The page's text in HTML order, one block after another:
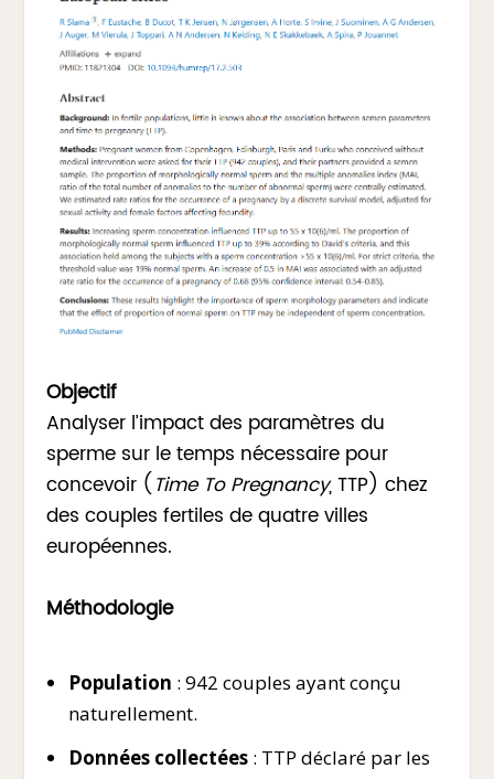
Objectif
Analyser l’impact des paramètres du
sperme sur le temps nécessaire pour
concevoir (Time To Pregnancy, TTP) chez
des couples fertiles de quatre villes
européennes.
Méthodologie
Population : 942 couples ayant conçu
naturellement.
Données collectées: TTP déclaré par les